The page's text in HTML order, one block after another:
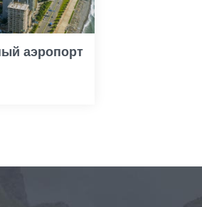
аэропорт